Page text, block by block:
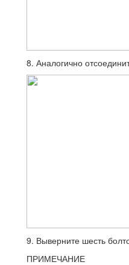
8. Аналогично
9. Выверните шесть
ПРИМЕЧАНИЕ